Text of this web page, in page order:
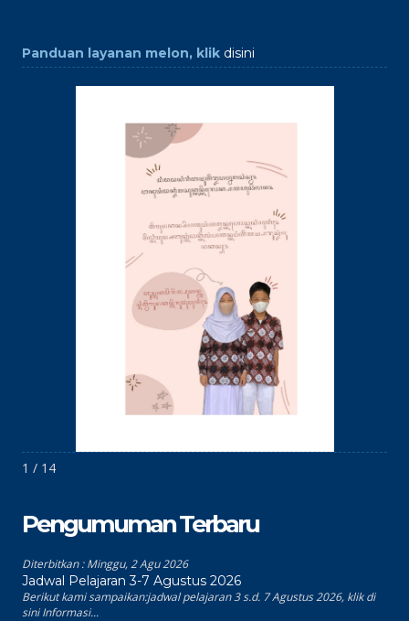
Panduan layanan melon, klik disini
1 / 14
Pengumuman Terbaru
Diterbitkan :Minggu, 2 Agu 2026
Jadwal Pelajaran 3-7 Agustus 2026
Berikut kami sampaikan:jadwal pelajaran 3 s.d. 7 Agustus 2026, klik di
sini Informasi...